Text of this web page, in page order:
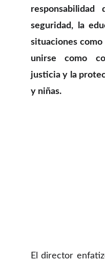
seguridad, la
situaciones como
unirse como
justicia y la
y niñas.
El director